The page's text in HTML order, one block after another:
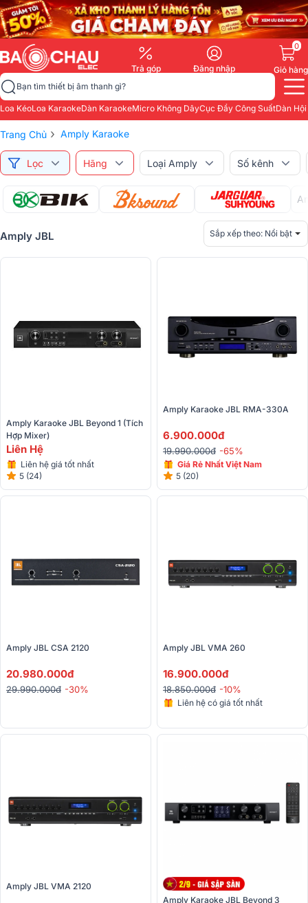
Trả góp Đăng nhập
0
Giỏ hàng
Bạn tìm thiết bị âm thanh gì?
Loa KéoLoa KaraokeDàn KaraokeMicro Không DâyCục Đẩy Công SuấtDàn
Trang Chủ › Amply Karaoke
Lọc Hãng Loại Amply Số kênh
Amply JBL Sắp xếp theo: Nổi bật
Amply Karaoke JBL Beyond 1 (Tích
Hợp Mixer)
Liên Hệ
Liên hệ giá tốt nhất
5 (24)
Amply Karaoke JBL RMA-330A
6.900.000đ
19.990.000đ -65%
Giá Rẻ Nhất Việt Nam
5 (20)
Amply JBL CSA 2120
20.980.000đ
29.990.000đ -30%
16.900.000đ
18.850.000đ -10%
Liên hệ có giá tốt nhất
Amply JBL VMA 2120
Amply Karaoke JBL Beyond 3